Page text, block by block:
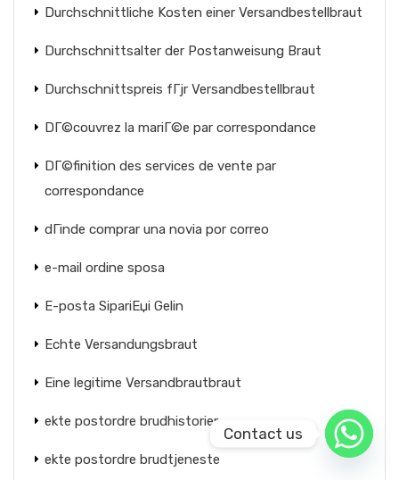
Durchschnittliche Kosten einer Versandbestellbraut
Durchschnittsalter der Postanweisung Braut
Durchschnittspreis fГјr Versandbestellbraut
DГ©couvrez la mariГ©e par correspondance
DГ©finition des services de vente par
correspondance
dГіnde comprar una novia por correo
e-mail ordine sposa
E-posta SipariЕџi Gelin
Echte Versandungsbraut
Eine legitime Versandbrautbraut
ekte postordre brudhistorier
ekte postordre brudtjeneste
Contact us